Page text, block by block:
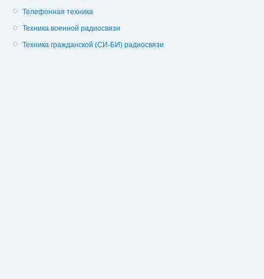
Телефонная техника
Техника военной радиосвязи
Техника гражданской (СИ-БИ) радиосвязи